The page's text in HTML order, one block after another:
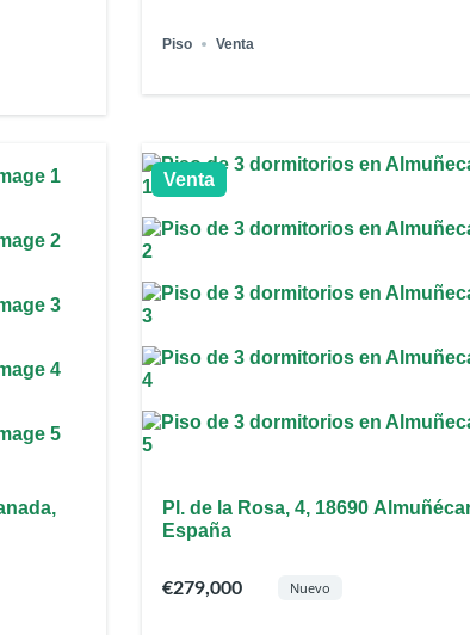
Piso Venta
Venta
Pl. de la Rosa, 4, 18690
España
€279,000 Nuevo